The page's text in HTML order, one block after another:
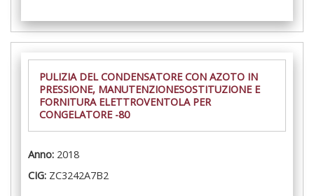
PULIZIA DEL CONDENSATORE CON AZOTO IN
PRESSIONE, MANUTENZIONESOSTITUZIONE E
FORNITURA ELETTROVENTOLA PER
CONGELATORE -80
Anno: 2018
CIG: ZC3242A7B2